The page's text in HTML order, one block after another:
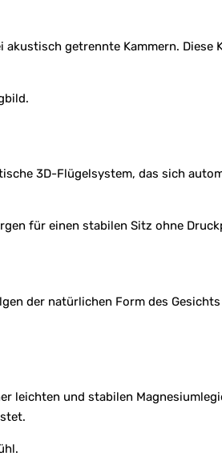
akustisch getrennte Kammern.
3D-Flügelsystem, das sich
für einen stabilen Sitz ohne
der natürlichen Form des
leichten und stabilen